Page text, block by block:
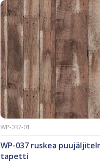
WP-037 ruskea
tapetti
WP-037-01